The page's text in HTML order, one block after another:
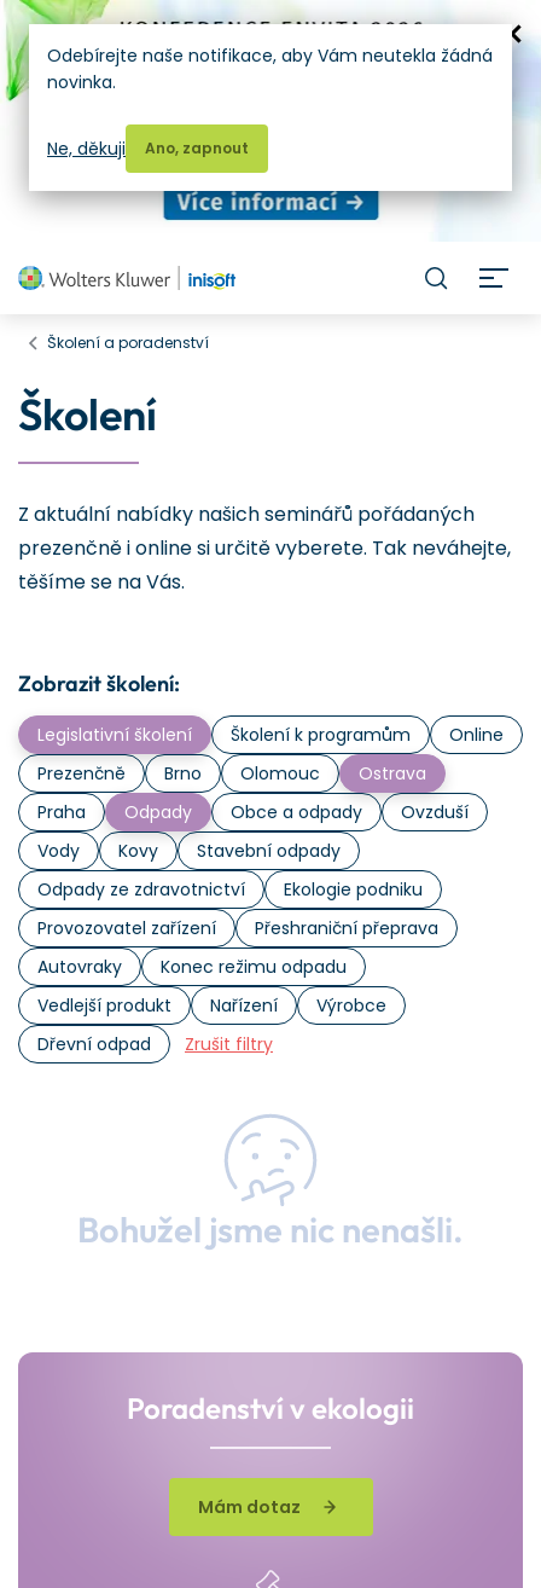
Školení a poradenství
Školení
Z aktuální nabídky našich seminářů pořádaných
prezenčně i online si určitě vyberete. Tak neváhejte,
těšíme se na Vás.
Zobrazit školení:
Legislativní školení Školení k programům
Online
Prezenčně
Brno Olomouc
Ostrava
Praha
Odpady Obce a odpady
Ovzduší
Vody
Kovy
Stavební odpady
Odpady ze zdravotnictví
Ekologie podniku
Provozovatel zařízení
Přeshraniční přeprava
Autovraky
Konec režimu odpadu
Vedlejší produkt
Nařízení
Výrobce
Dřevní odpad
Zrušit filtry
Bohužel jsme nic nenašli.
Poradenství v ekologii
Mám dotaz
Odebírejte naše notifikace, aby Vám neutekla žádná
novinka.
Ano, zapnout
Ne, děkuji